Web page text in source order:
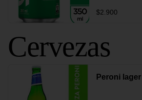
$2.900
Cervezas
Peroni lager